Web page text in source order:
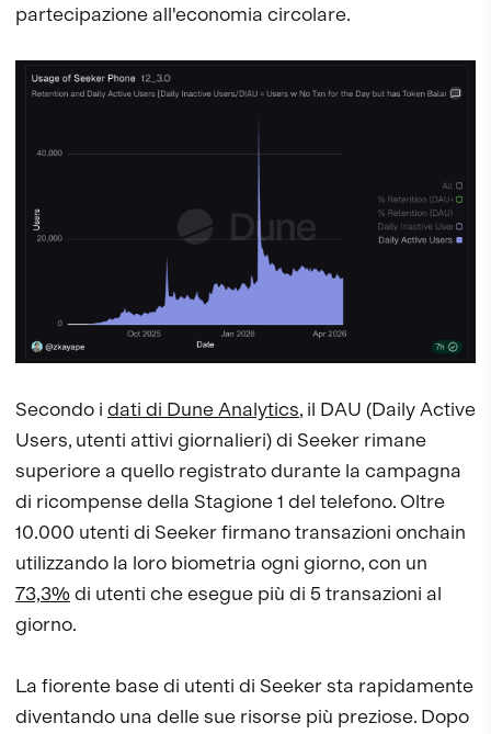
partecipazione all'economia circolare.
Secondo i dati di Dune Analytics, il DAU (Daily Active
Users, utenti attivi giornalieri) di Seeker rimane
superiore a quello registrato durante la campagna
di ricompense della Stagione 1 del telefono. Oltre
10.000 utenti di Seeker firmano transazioni onchain
utilizzando la loro biometria ogni giorno, con un
73,3%di utenti che esegue più di 5 transazioni al
giorno.
La fiorente base di utenti di Seeker sta rapidamente
diventando una delle sue risorse più preziose. Dopo